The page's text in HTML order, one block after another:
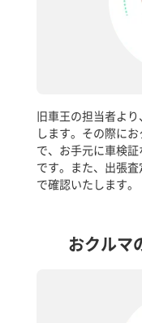
旧車王の担当者よ
します。その際に
で、お手元に車検
です。また、出張
で確認いたします。
おクルマ